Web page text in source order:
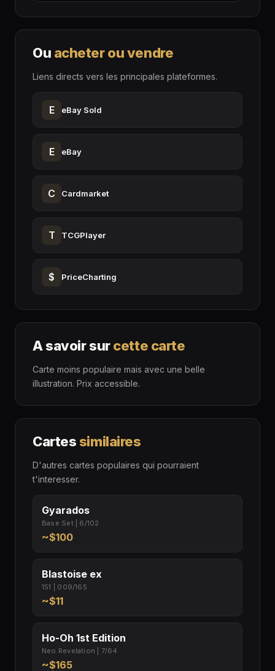
Ou acheter ou vendre
Liens directs vers les principales plateformes.
E eBay Sold
E eBay
C Cardmarket
T TCGPlayer
$ PriceCharting
A savoir surcette carte
Carte moins populaire mais avec une belle
illustration. Prix accessible.
Cartessimilaires
D'autres cartes populaires qui pourraient
t'interesser.
Gyarados
Base Set | 6/102
~$100
Blastoise ex
151 | 009/165
~$11
Ho-Oh 1st Edition
Neo Revelation | 7/64
~$165